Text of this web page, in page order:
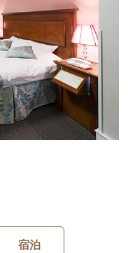
宿泊